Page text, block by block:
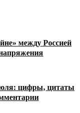
между Россией
цифры, цитаты